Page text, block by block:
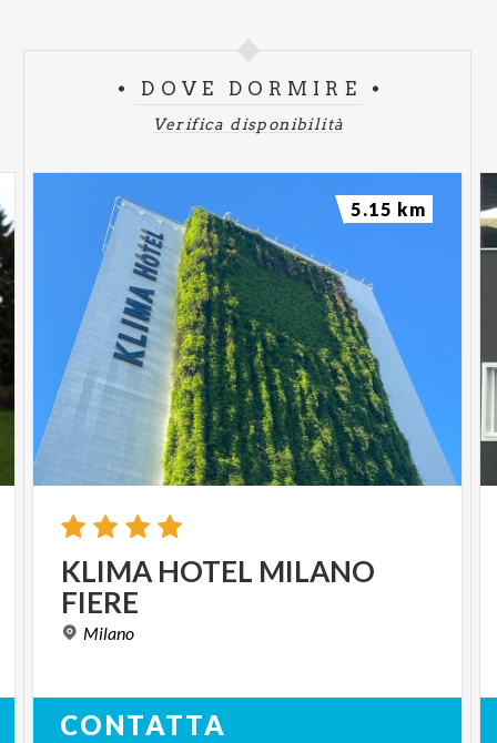
DOVE DORMIRE
Verifica disponibilità
KLIMA HOTEL MILANO
FIERE
Milano
CONTATTA
5.15 km